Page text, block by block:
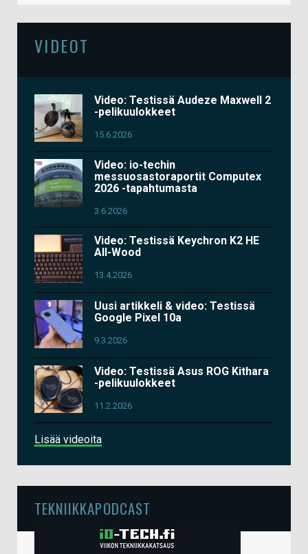
VIDEOT
Video: Testissä Audeze Maxwell 2
-pelikuulokkeet
15.6.2026
Video: io-techin
messuosastoraportit Computex
2026 -tapahtumasta
3.6.2026
Video: Testissä Keychron K2 HE
All-Wood
13.4.2026
Uusi artikkeli & video: Testissä
Google Pixel 10a
9.3.2026
Video: Testissä Asus ROG Kithara
-pelikuulokkeet
11.2.2026
Lisää videoita
TEKNIIKKAPODCAST